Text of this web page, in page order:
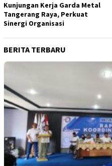
Kunjungan Kerja Garda Metal
Tangerang Raya, Perkuat
Sinergi Organisasi
BERITA TERBARU